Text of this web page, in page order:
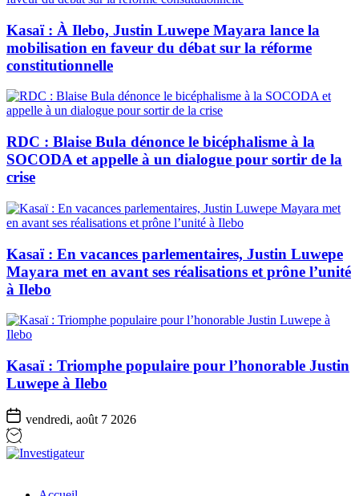
Kasaï : À Ilebo, Justin Luwepe Mayara lance la
mobilisation en faveur du débat sur la réforme
constitutionnelle
RDC : Blaise Bula dénonce le bicéphalisme à la
SOCODA et appelle à un dialogue pour sortir de la
crise
Kasaï : En vacances parlementaires, Justin Luwepe
Mayara met en avant ses réalisations et prône l’unité
à Ilebo
Kasaï : Triomphe populaire pour l’honorable Justin
Luwepe à Ilebo
vendredi, août 7 2026